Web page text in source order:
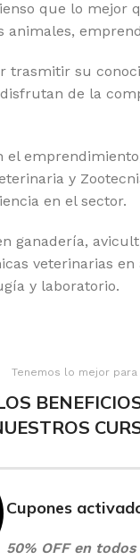
que lo mejor
animales,
trasmitir su
de la
el
y
en el sector.
ganadería,
veterinarias en
y laboratorio.
Tenemos lo mejor para
Cupones
50% OFF en todos